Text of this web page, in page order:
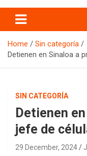
Home
Sin categoría
Detienen en Sinaloa a
SIN CATEGORÍA
Detienen
jefe de
29 December, 2024